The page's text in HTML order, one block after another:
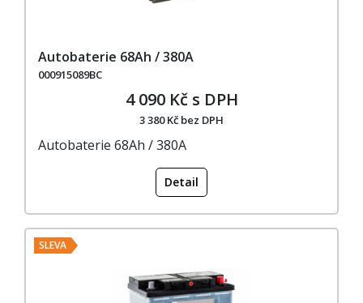
Autobaterie 68Ah / 380A
000915089BC
4 090 Kč s DPH
3 380 Kč bez DPH
Autobaterie 68Ah / 380A
Detail
SLEVA